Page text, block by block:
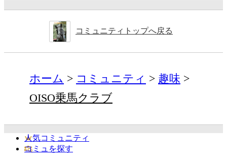
コミュニティトップへ戻る
ホーム コミュニティ
趣味
OISO乗馬クラブ
人気コミュニティ
コミュを探す